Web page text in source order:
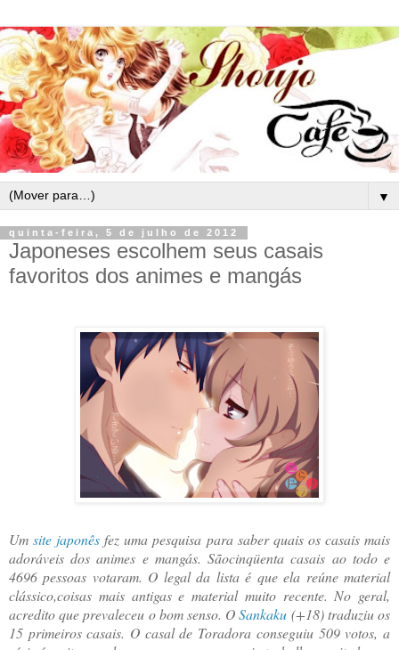
▼
quinta-feira, 5 de julho de 2012
Japoneses escolhem seus casais
favoritos dos animes e mangás
Umsite japonês fez uma pesquisa para saber quais os casais mais
adoráveis dos animes e mangás. Sãocinqüenta casais ao todo e
4696 pessoas votaram. O legal da lista é que ela reúne material
clássico,coisas mais antigas e material muito recente. No geral,
acredito que prevaleceu o bom senso. OSankaku (+18) traduziu os
15 primeiros casais. O casal de Toradora conseguiu 509 votos, a